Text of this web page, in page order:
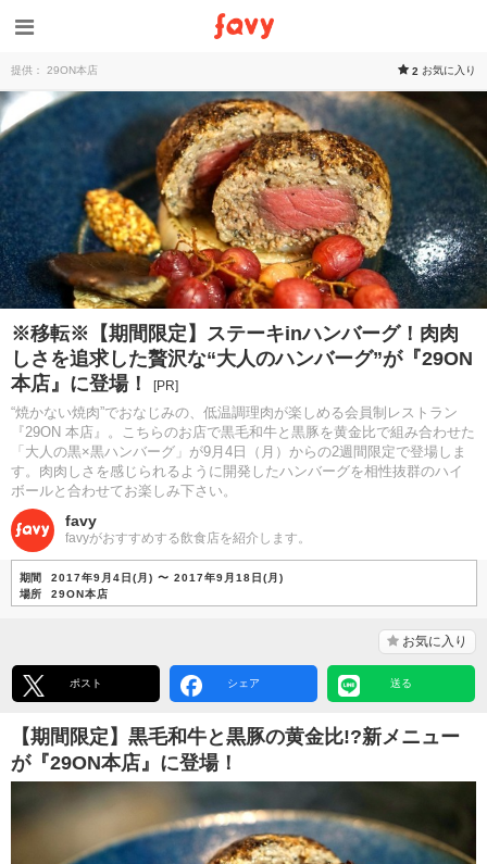
提供： 29ON本店 2 お気に入り
※移転※【期間限定】ステーキinハンバーグ！肉肉
しさを追求した贅沢な“大人のハンバーグ”が『29ON
本店』に登場！
[PR]
“焼かない焼肉”でおなじみの、低温調理肉が楽しめる会員制レストラン
『29ON 本店』。こちらのお店で黒毛和牛と黒豚を黄金比で組み合わせた
「大人の黒×黒ハンバーグ」が9月4日（月）からの2週間限定で登場しま
す。肉肉しさを感じられるように開発したハンバーグを相性抜群のハイ
ボールと合わせてお楽しみ下さい。
favy
favyがおすすめする飲食店を紹介します。
期間
2017年9月4日(月) 〜 2017年9月18日(月)
場所
29ON本店
お気に入り
ポスト シェア 送る
【期間限定】黒毛和牛と黒豚の黄金比!?新メニュー
が『29ON本店』に登場！